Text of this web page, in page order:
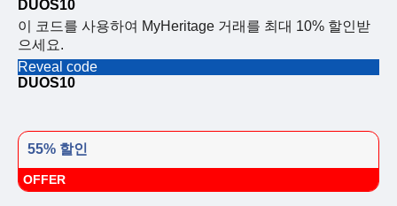
DUOS10
이 코드를 사용하여 MyHeritage 거래를 최대 10% 할인받
으세요.
Reveal code
DUOS10
55% 할인
OFFER